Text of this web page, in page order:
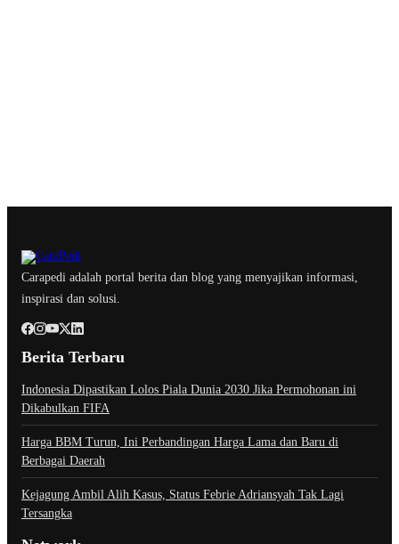
Carapedi adalah portal berita dan blog yang menyajikan informasi,
inspirasi dan solusi.
Berita Terbaru
Indonesia Dipastikan Lolos Piala Dunia 2030 Jika Permohonan ini
Dikabulkan FIFA
Harga BBM Turun, Ini Perbandingan Harga Lama dan Baru di
Berbagai Daerah
Kejagung Ambil Alih Kasus, Status Febrie Adriansyah Tak Lagi
Tersangka